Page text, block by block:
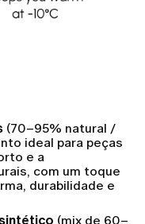
(70–95% natural /
ideal para peças
e a
com um toque
durabilidade e
(mix de 60–